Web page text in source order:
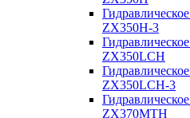
ZX350H-3
ZX350LCH
ZX350LCH-3
ZX370MTH